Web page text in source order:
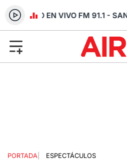
RADIO EN VIVO FM 91.1 -
PORTADA
ESPECTÁCULOS